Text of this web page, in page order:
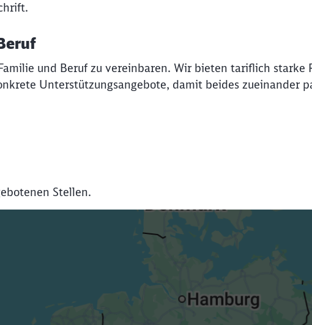
und Beruf zu vereinbaren. Wir bieten tariflich
Unterstützungsangebote, damit beides zueinander
Stellen.